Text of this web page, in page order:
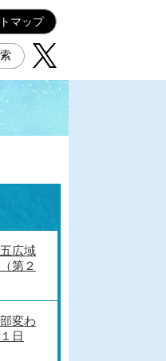
マップ
広域
第２
変わ
日